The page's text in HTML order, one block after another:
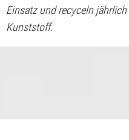
Einsatz und recyceln
Kunststoff.